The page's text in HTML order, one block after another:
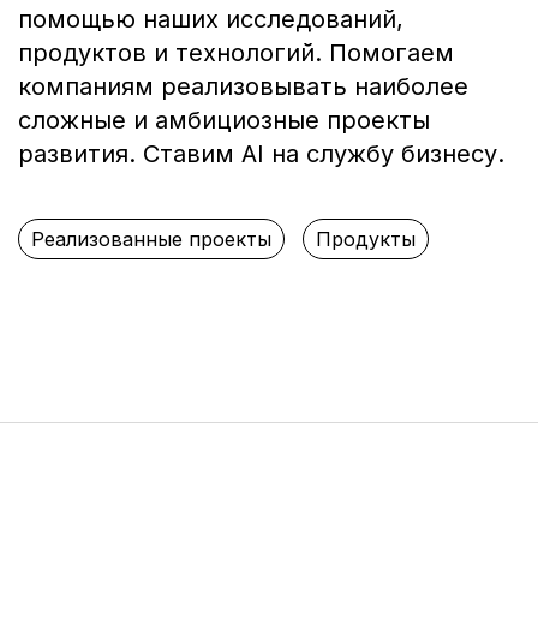
помощью наших исследований,
продуктов и технологий. Помогаем
компаниям реализовывать наиболее
сложные и амбициозные проекты
развития. Ставим AI на службу бизнесу.
Реализованные проекты Продукты